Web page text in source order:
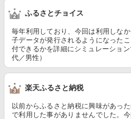
ふるさとチョイス
毎年利用しており、今回は利用しな
子データが発行されるようになった
付できるかを詳細にシミュレーショ
代／男性）
楽天ふるさと納税
以前からふるさと納税に興味があっ
で利用した事がありませんでした。